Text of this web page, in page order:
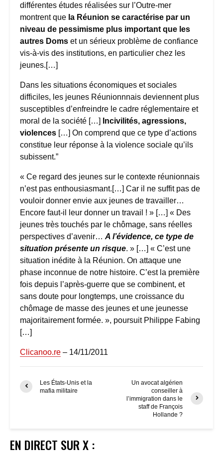
différentes études réalisées sur l’Outre-mer
montrent que la Réunion se caractérise par un
niveau de pessimisme plus important que les
autres Doms et un sérieux problème de confiance
vis-à-vis des institutions, en particulier chez les
jeunes.[…]
Dans les situations économiques et sociales
difficiles, les jeunes Réunionnnais deviennent plus
susceptibles d’enfreindre le cadre réglementaire et
moral de la société […]
Incivilités, agressions,
violences […] On comprend que ce type d’actions
constitue leur réponse à la violence sociale qu’ils
subissent.”
« Ce regard des jeunes sur le contexte réunionnais
n’est pas enthousiasmant.[…] Car il ne suffit pas de
vouloir donner envie aux jeunes de travailler…
Encore faut-il leur donner un travail ! » […] « Des
jeunes très touchés par le chômage, sans réelles
perspectives d’avenir… A l’évidence, ce type de
situation présente un risque. » […] « C’est une
situation inédite à la Réunion. On attaque une
phase inconnue de notre histoire. C’est la première
fois depuis l’après-guerre que se combinent, et
sans doute pour longtemps, une croissance du
chômage de masse des jeunes et une jeunesse
majoritairement formée. », poursuit Philippe Fabing
[…]
Clicanoo.re – 14/11/2011
Les États-Unis et la
mafia militaire
Un avocat algérien
conseiller à
l’immigration dans le
staff de François
Hollande ?
EN DIRECT SUR X :